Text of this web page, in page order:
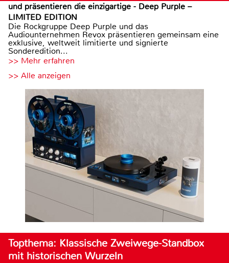
und präsentieren die einzigartige - Deep Purple –
LIMITED EDITION
Die Rockgruppe Deep Purple und das
Audiounternehmen Revox präsentieren gemeinsam eine
exklusive, weltweit limitierte und signierte
Sonderedition...
>> Mehr erfahren
>> Alle anzeigen
Topthema: Klassische Zweiwege-Standbox
mit historischen Wurzeln